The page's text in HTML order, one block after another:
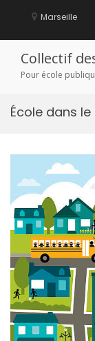
Marseille
Collectif
Pour école
École dans